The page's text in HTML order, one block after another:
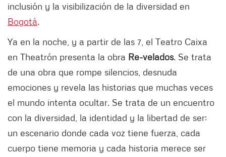
inclusión y la visibilización de la diversidad en
Bogotá.
Ya en la noche, y a partir de las 7, el Teatro Caixa
en Theatrón presenta la obra Re-velados. Se trata
de una obra que rompe silencios, desnuda
emociones y revela las historias que muchas veces
el mundo intenta ocultar. Se trata de un encuentro
con la diversidad, la identidad y la libertad de ser;
un escenario donde cada voz tiene fuerza, cada
cuerpo tiene memoria y cada historia merece ser